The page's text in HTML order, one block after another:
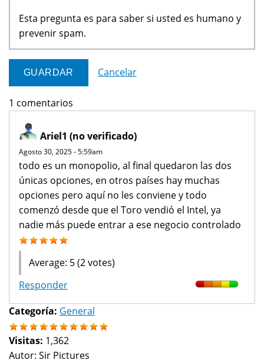
Esta pregunta es para saber si usted es humano y
prevenir spam.
Cancelar
1 comentarios
Ariel1 (no verificado)
Agosto 30, 2025 - 5:59am
todo es un monopolio, al final quedaron las dos
únicas opciones, en otros países hay muchas
opciones pero aquí no les conviene y todo
comenzó desde que el Toro vendió el Intel, ya
nadie más puede entrar a ese negocio controlado
Average: 5(2votes)
Responder
Categoría: General
Visitas: 1,362
Autor: Sir Pictures